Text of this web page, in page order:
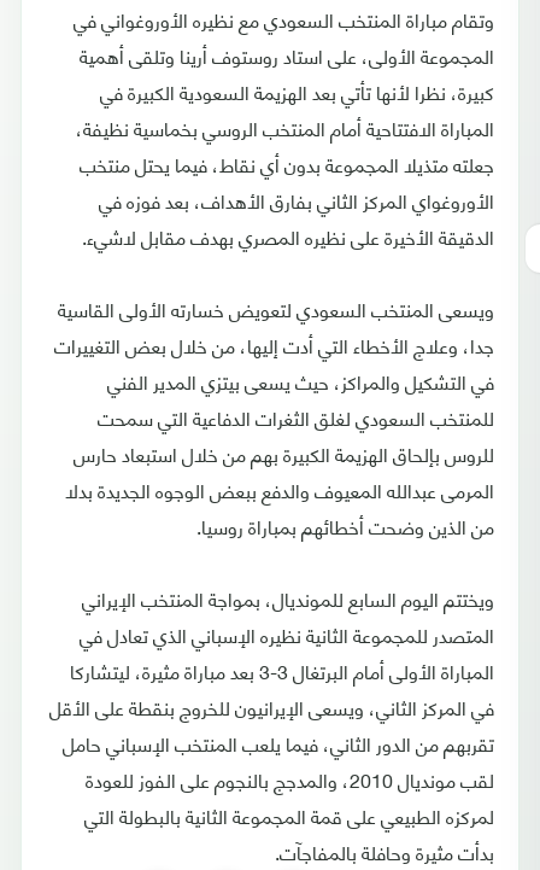
وتقام مباراة المنتخب السعودي مع نظيره الأوروغواني في
المجموعة الأولى، على استاد روستوف أرينا وتلقى أهمية
كبيرة، نظرا لأنها تأتي بعد الهزيمة السعودية الكبيرة في
المباراة الافتتاحية أمام المنتخب الروسي بخماسية نظيفة،
جعلته متذيلا المجموعة بدون أي نقاط، فيما يحتل منتخب
الأوروغواي المركز الثاني بفارق الأهداف، بعد فوزه في
الدقيقة الأخيرة على نظيره المصري بهدف مقابل لاشيء.
ويسعى المنتخب السعودي لتعويض خسارته الأولى القاسية
جدا، وعلاج الأخطاء التي أدت إليها، من خلال بعض التغييرات
في التشكيل والمراكز، حيث يسعى بيتزي المدير الفني
للمنتخب السعودي لغلق الثغرات الدفاعية التي سمحت
للروس بإلحاق الهزيمة الكبيرة بهم من خلال استبعاد حارس
المرمى عبدالله المعيوف والدفع ببعض الوجوه الجديدة بدلا
من الذين وضحت أخطائهم بمباراة روسيا.
ويختتم اليوم السابع للمونديال، بمواجة المنتخب الإيراني
المتصدر للمجموعة الثانية نظيره الإسباني الذي تعادل في
المباراة الأولى أمام البرتغال 3-3 بعد مباراة مثيرة، ليتشاركا
في المركز الثاني، ويسعى الإيرانيون للخروج بنقطة على الأقل
تقربهم من الدور الثاني، فيما يلعب المنتخب الإسباني حامل
لقب مونديال 2010، والمدجج بالنجوم على الفوز للعودة
لمركزه الطبيعي على قمة المجموعة الثانية بالبطولة التي
بدأت مثيرة وحافلة بالمفاجآت.